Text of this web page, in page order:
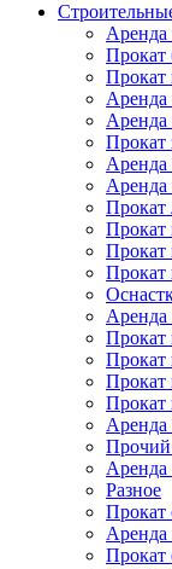
Аренда
Прокат
Прокат
Аренда
Аренда
Прокат
Аренда
Аренда
Прокат
Прокат
Прокат
Прокат
Аренда
Прокат
Прокат
Прокат
Прокат
Аренда
Прочий
Аренда
Разное
Прокат
Аренда
Прокат